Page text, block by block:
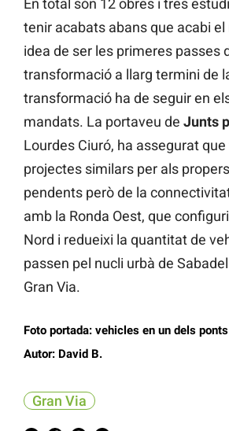
En total són 12 obres i tres
tenir acabats abans que acabi
idea de ser les primeres passes
transformació a llarg termini de
transformació ha de seguir en
mandats. La portaveu de Junts
Lourdes Ciuró, ha assegurat
projectes similars per als
pendents però de la
amb la Ronda Oest, que
Nord i redueixi la quantitat de
passen pel nucli urbà de
Gran Via.
Foto portada: vehicles en un dels
Autor: David B.
Gran Via